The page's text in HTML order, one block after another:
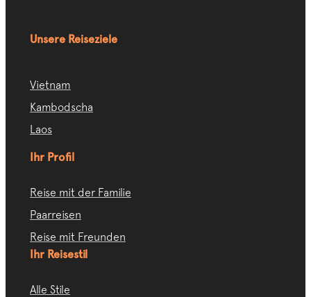
Unsere Reiseziele
Vietnam
Kambodscha
Laos
Ihr Profil
Reise mit der Familie
Paarreisen
Reise mit Freunden
Ihr Reisestil
Alle Stile